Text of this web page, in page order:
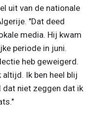
uit van de nationale
"Dat deed
media. Hij kwam
periode in juni.
heb geweigerd.
Ik ben heel blij
dat niet zeggen dat ik